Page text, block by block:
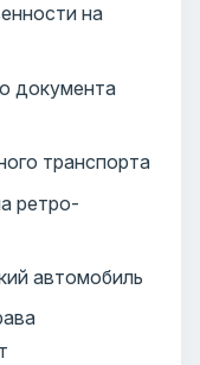
на
документа
транспорта
ретро-
автомобиль